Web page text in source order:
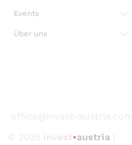
Events
Über uns
office@invest-austria.com
© 2025 invest•austria